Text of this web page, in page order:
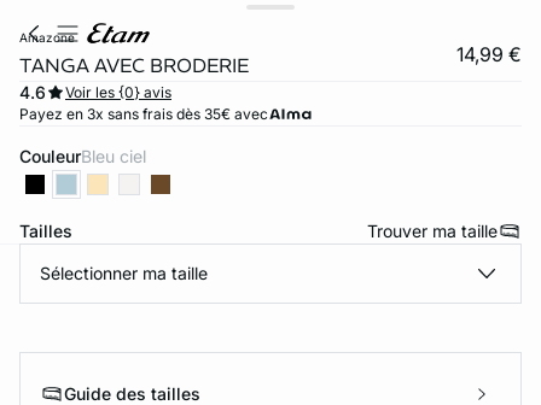
amazone
TANGA AVEC BRODERIE 14,99 €
4.6
Voir les {0} avis
Payez en 3x sans frais dès 35€ avec
Couleur bleu ciel
Tailles Trouver ma taille
Sélectionner ma taille
Guide des tailles